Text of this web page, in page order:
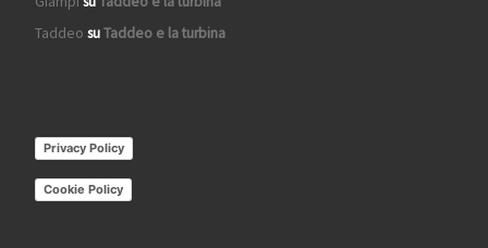
Taddeo suTaddeo e la turbina
Privacy Policy
Cookie Policy